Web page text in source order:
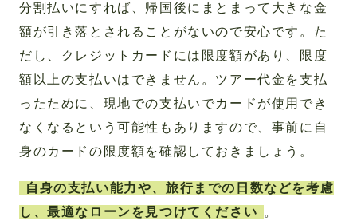
分割払いにすれば、帰国後にまとまって大きな金
額が引き落とされることがないので安心です。た
だし、クレジットカードには限度額があり、限度
額以上の支払いはできません。ツアー代金を支払
ったために、現地での支払いでカードが使用でき
なくなるという可能性もありますので、事前に自
身のカードの限度額を確認しておきましょう。
自身の支払い能力や、旅行までの日数などを考慮
し、最適なローンを見つけてください 。